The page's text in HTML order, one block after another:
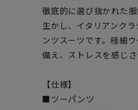
徹底的に選び抜かれた
生かし、イタリアンク
ンツスーツです。極細
備え、ストレスを感じさ
【仕様】
■ツーパンツ